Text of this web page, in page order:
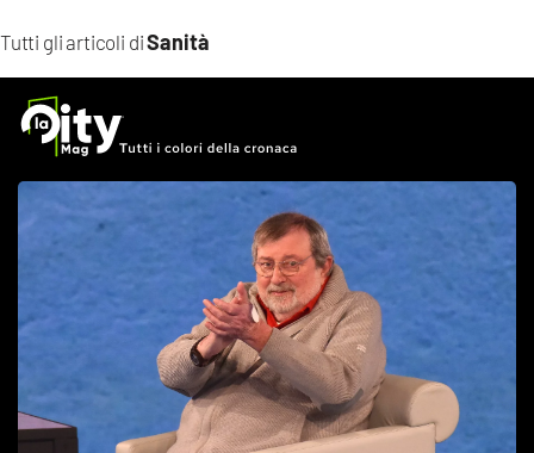
Tutti gli articoli diSanità